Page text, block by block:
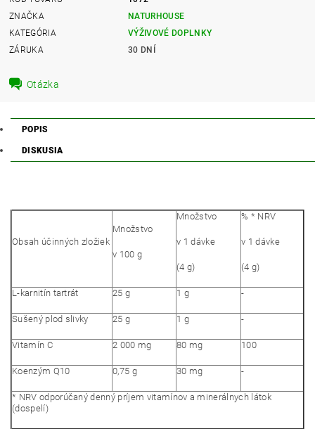
ZNAČKA
NATURHOUSE
KATEGÓRIA
VÝŽIVOVÉ DOPLNKY
ZÁRUKA
30 DNÍ
Otázka
POPIS
DISKUSIA
Obsah účinných zložiek
Množstvo
v 100 g
Množstvo
v 1 dávke
(4 g)
% * NRV
v 1 dávke
(4 g)
L-karnitín tartrát 25 g 1 g -
Sušený plod slivky 25 g 1 g -
Vitamín C 2 000 mg 80 mg 100
Koenzým Q10 0,75 g 30 mg -
* NRV odporúčaný denný príjem vitamínov a minerálnych látok
(dospelí)